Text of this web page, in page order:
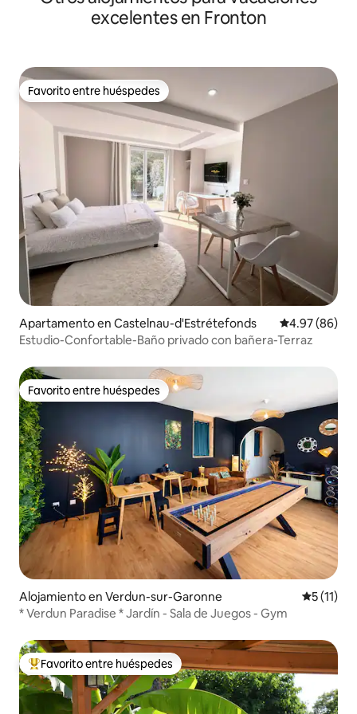
excelentes en Fronton
Favorito entre huéspedes
Favorito entre huéspedes
Apartamento en Castelnau-d'Estrétefonds Calificación
4.97 (86)
Estudio-Confortable-Baño privado con bañera-Terraz
Favorito entre huéspedes
Favorito entre huéspedes
Alojamiento en Verdun-sur-Garonne
5 (11)
* Verdun Paradise * Jardín - Sala de Juegos - Gym
Favorito entre huéspedes preferido
Favorito entre huéspedes